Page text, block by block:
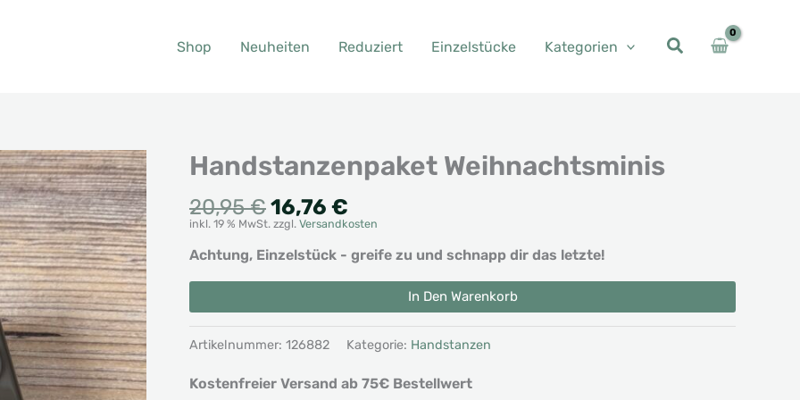
Shop Neuheiten Reduziert Einzelstücke Kategorien
Handstanzenpaket Weihnachtsminis
20,95€Ursprünglicher
Preis
war:
20,95 €
16,76 €
Preis
ist:
16,76 €.
inkl. 19 % MwSt. zzgl. Versandkosten
Achtung, Einzelstück - greife zu und schnapp dir das letzte!
Handstanzenpaket
Menge
In Den Warenkorb
Alternative:
Artikelnummer: 126882 Kategorie: Handstanzen
Kostenfreier Versand ab 75€ Bestellwert